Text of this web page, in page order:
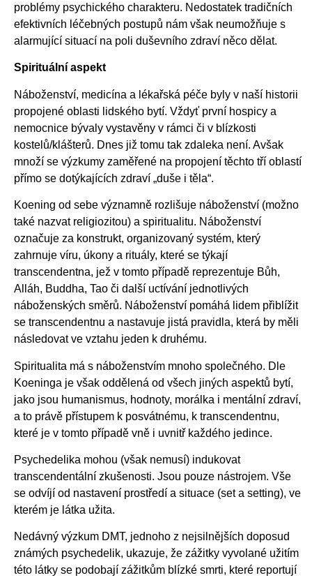
problémy psychického charakteru. Nedostatek tradičních
efektivních léčebných postupů nám však neumožňuje s
alarmující situací na poli duševního zdraví něco dělat.
Spirituální aspekt
Náboženství, medicína a lékařská péče byly v naší historii
propojené oblasti lidského bytí. Vždyť první hospicy a
nemocnice bývaly vystavěny v rámci či v blízkosti
kostelů/klášterů. Dnes již tomu tak zdaleka není. Avšak
množí se výzkumy zaměřené na propojení těchto tří oblastí
přímo se dotýkajících zdraví „duše i těla“.
Koening od sebe významně rozlišuje náboženství (možno
také nazvat religiozitou) a spiritualitu. Náboženství
označuje za konstrukt, organizovaný systém, který
zahrnuje víru, úkony a rituály, které se týkají
transcendentna, jež v tomto případě reprezentuje Bůh,
Alláh, Buddha, Tao či další uctívání jednotlivých
náboženských směrů. Náboženství pomáhá lidem přiblížit
se transcendentnu a nastavuje jistá pravidla, která by měli
následovat ve vztahu jeden k druhému.
Spiritualita má s náboženstvím mnoho společného. Dle
Koeninga je však oddělená od všech jiných aspektů bytí,
jako jsou humanismus, hodnoty, morálka i mentální zdraví,
a to právě přístupem k posvátnému, k transcendentnu,
které je v tomto případě vně i uvnitř každého jedince.
Psychedelika mohou (však nemusí) indukovat
transcendentální zkušenosti. Jsou pouze nástrojem. Vše
se odvíjí od nastavení prostředí a situace (set a setting), ve
kterém je látka užita.
Nedávný výzkum DMT, jednoho z nejsilnějších doposud
známých psychedelik, ukazuje, že zážitky vyvolané užitím
této látky se podobají zážitkům blízké smrti, které reportují